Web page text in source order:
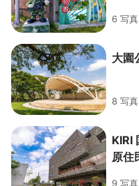
6 写真
大園
8 写真
KIRI
原住
9 写真